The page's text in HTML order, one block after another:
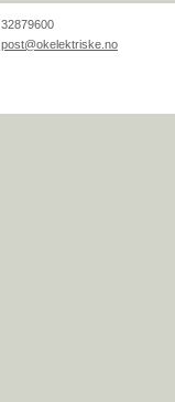
32879600
post@okelektriske.no